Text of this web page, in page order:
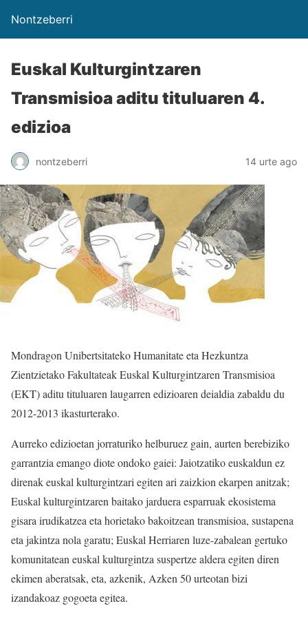
Nontzeberri
Euskal Kulturgintzaren
Transmisioa aditu tituluaren 4.
edizioa
nontzeberri 14 urte ago
Mondragon Unibertsitateko Humanitate eta Hezkuntza
Zientzietako Fakultateak Euskal Kulturgintzaren Transmisioa
(EKT) aditu tituluaren laugarren edizioaren deialdia zabaldu du
2012-2013 ikasturterako.
Aurreko edizioetan jorraturiko helburuez gain, aurten berebiziko
garrantzia emango diote ondoko gaiei: Jaiotzatiko euskaldun ez
direnak euskal kulturgintzari egiten ari zaizkion ekarpen anitzak;
Euskal kulturgintzaren baitako jarduera esparruak ekosistema
gisara irudikatzea eta horietako bakoitzean transmisioa, sustapena
eta jakintza nola garatu; Euskal Herriaren luze-zabalean gertuko
komunitatean euskal kulturgintza suspertze aldera egiten diren
ekimen aberatsak, eta, azkenik, Azken 50 urteotan bizi
izandakoaz gogoeta egitea.